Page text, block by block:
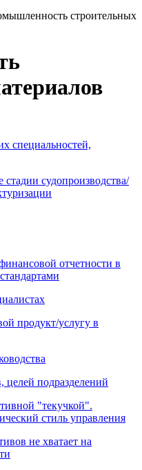
строительных
специальностей,
судопроизводства/
отчетности в
продукт/услугу в
подразделений
"текучкой".
стиль управления
не хватает на